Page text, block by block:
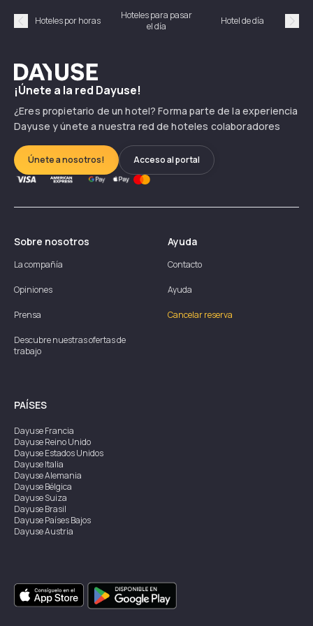
Précédent
Hoteles por horas
Hoteles para pasar
el día
Hotel de día
Dayuse
¡Únete a la red Dayuse!
¿Eres propietario de un hotel? Forma parte de la experiencia
Dayuse y únete a nuestra red de hoteles colaboradores
Únete a nosotros! Acceso al portal
Sobre nosotros
La compañía
Opiniones
Prensa
Descubre nuestras ofertas de
trabajo
Ayuda
Contacto
Ayuda
Cancelar reserva
PAÍSES
DayuseFrancia
DayuseReino Unido
DayuseEstados Unidos
DayuseItalia
DayuseAlemania
DayuseBélgica
DayuseSuiza
DayuseBrasil
DayusePaíses Bajos
DayuseAustria
DayuseSingapur
DayuseSuecia
DayuseTailandia